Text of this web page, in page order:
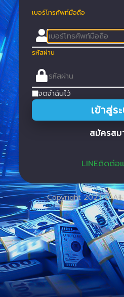
เบอร์โทรศัพท์มือถือ
รหัสผ่าน
จดจำฉันไว้
เข้าสู่ร
สมัครสม
LINEติดต่อ
Copyright 2023 © All